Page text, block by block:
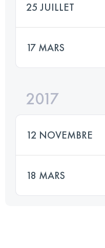
25 JUILLET
17 MARS
2017
12 NOVEMBRE
18 MARS